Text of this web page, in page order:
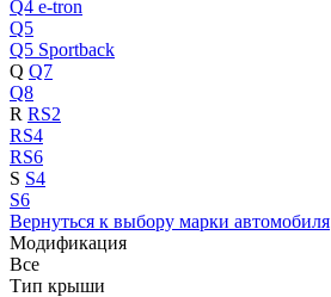
Q4 e-tron
Q5
Q5 Sportback
Q Q7
Q8
R RS2
RS4
RS6
S S4
S6
Вернуться к выбору марки автомобиля
Модификация
Все
Тип крыши